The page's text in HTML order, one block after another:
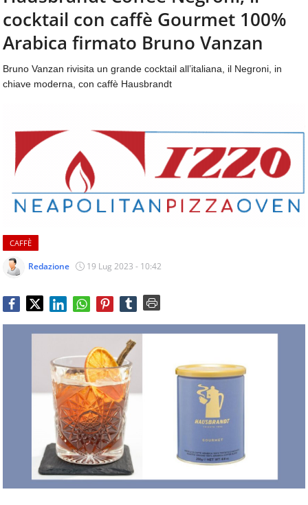
aggiornamenti
quotidiani
temi
come
ospitalità,
beverage,
catering
e
quotidiani
sul
dell'alimentazione,
dei
consumi
del
Food
Service
comparto
CONTATTI
cocktail con caffè Gourmet 100%
Arabica firmato Bruno Vanzan
Bruno Vanzan rivisita un grande cocktail all’italiana, il Negroni, in
chiave moderna, con caffè Hausbrandt
CAFFÈ
Redazione 19 Lug 2023 - 10:42